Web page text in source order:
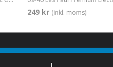
249 kr (inkl. moms)